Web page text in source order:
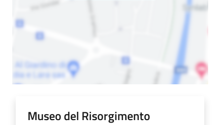
Museo del Risorgimento